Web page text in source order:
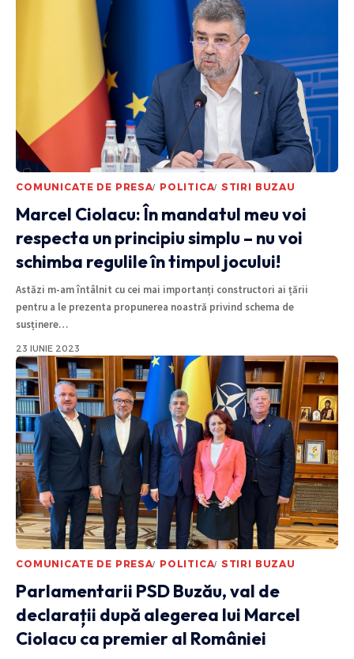
COMUNICATE DE PRESA POLITICA STIRI BUZAU
Marcel Ciolacu: În mandatul meu voi
respecta un principiu simplu – nu voi
schimba regulile în timpul jocului!
Astăzi m-am întâlnit cu cei mai importanți constructori ai țării
pentru a le prezenta propunerea noastră privind schema de
susținere…
23 IUNIE 2023
COMUNICATE DE PRESA POLITICA STIRI BUZAU
Parlamentarii PSD Buzău, val de
declarații după alegerea lui Marcel
Ciolacu ca premier al României